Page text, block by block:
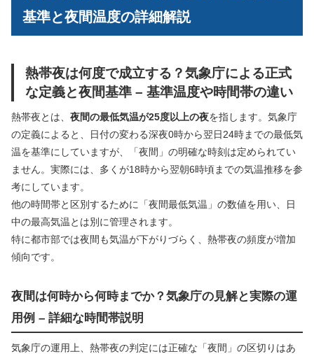
基準と夜間温度の詳細解説
熱帯夜は何度で成立する？気象庁による正式
な定義と夜間基準 – 基準温度や時間帯の違い
熱帯夜とは、 夜間の最低気温が25度以上の夜を指します。気象庁
の定義によると、日付の変わる深夜0時から翌日24時までの最低気
温を基準にしていますが、「夜間」の明確な時刻は定められてい
ません。実際には、多くが18時から翌朝6時頃までの気温推移を参
考にしています。
他の時間帯と区別するために「夜間最低気温」の数値を用い、日
中の最高気温とは別に管理されます。
特に都市部では夜間も気温が下がりづらく、熱帯夜の頻度が増加
傾向です。
夜間は何時から何時までか？気象庁の見解と実際の運
用例 – 詳細な時間帯説明
気象庁の運用上、熱帯夜の判定には正確な「夜間」の区切りはあ